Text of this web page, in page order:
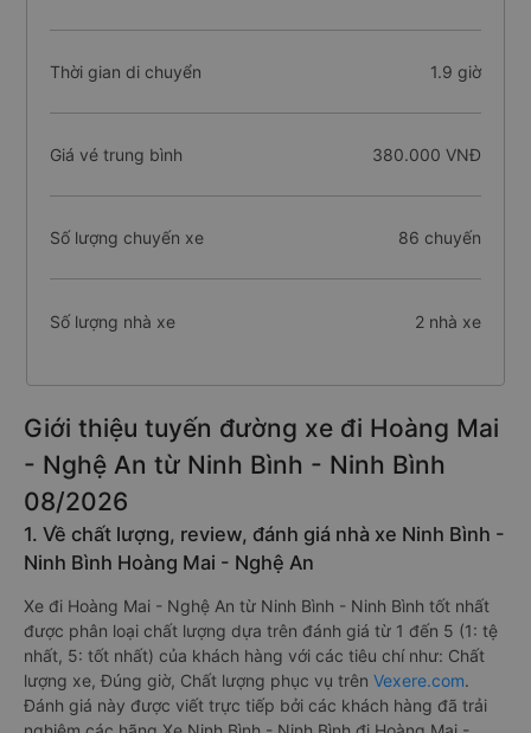
Thời gian di chuyển 1.9 giờ
Giá vé trung bình 380.000 VNĐ
Số lượng chuyến xe 86 chuyến
Số lượng nhà xe 2 nhà xe
Giới thiệu tuyến đường xe đi Hoàng Mai
- Nghệ An từ Ninh Bình - Ninh Bình
08/2026
1. Về chất lượng, review, đánh giá nhà xe Ninh Bình -
Ninh Bình Hoàng Mai - Nghệ An
Xe đi Hoàng Mai - Nghệ An từ Ninh Bình - Ninh Bình tốt nhất
được phân loại chất lượng dựa trên đánh giá từ 1 đến 5 (1: tệ
nhất, 5: tốt nhất) của khách hàng với các tiêu chí như: Chất
lượng xe, Đúng giờ, Chất lượng phục vụ trên Vexere.com.
Đánh giá này được viết trực tiếp bởi các khách hàng đã trải